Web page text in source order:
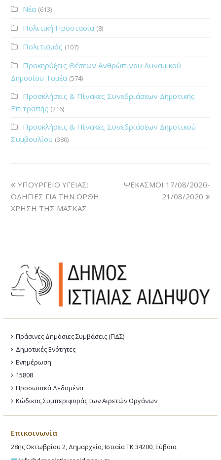
Νέα (613)
Πολιτική Προστασία (8)
Πολιτισμός (107)
Προκηρύξεις Θέσεων Ανθρώπινου Δυναμικού
Δημοσίου Τομέα (574)
Προσκλήσεις & Πίνακες Συνεδριάσεων Δημοτικής
Επιτροπής (216)
Προσκλήσεις & Πίνακες Συνεδριάσεων Δημοτικού
Συμβουλίου (380)
ΥΠΟΥΡΓΕΙΟ ΥΓΕΙΑΣ:
ΟΔΗΓΙΕΣ ΓΙΑ ΤΗΝ ΟΡΘΗ
ΧΡΗΣΗ ΤΗΣ ΜΑΣΚΑΣ
ΨΕΚΑΣΜΟΙ 17/08/2020-
21/08/2020
Πράσινες Δημόσιες Συμβάσεις (ΠΔΣ)
Δημοτικές Ενότητες
Ενημέρωση
15808
Προσωπικά Δεδομένα
Κώδικας Συμπεριφοράς των Αιρετών Οργάνων
Επικοινωνία
28ης Οκτωβρίου 2, Δημαρχείο, Ιστιαία ΤΚ 34200, Εύβοια